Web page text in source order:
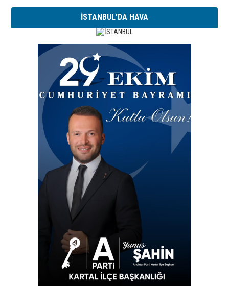
İSTANBUL'DA HAVA